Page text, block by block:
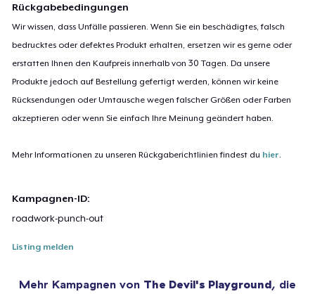
Rückgabebedingungen
Wir wissen, dass Unfälle passieren. Wenn Sie ein beschädigtes, falsch
bedrucktes oder defektes Produkt erhalten, ersetzen wir es gerne oder
erstatten Ihnen den Kaufpreis innerhalb von 30 Tagen. Da unsere
Produkte jedoch auf Bestellung gefertigt werden, können wir keine
Rücksendungen oder Umtausche wegen falscher Größen oder Farben
akzeptieren oder wenn Sie einfach Ihre Meinung geändert haben.
Mehr Informationen zu unseren Rückgaberichtlinien findest du hier
Kampagnen-ID:
roadwork-punch-out
Listing melden
Mehr Kampagnen von The Devil's Playground, die